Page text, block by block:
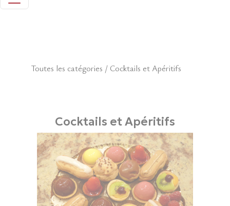
Toutes les catégories / Cocktails et Apéritifs
Cocktails et Apéritifs